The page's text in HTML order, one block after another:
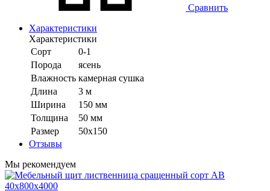
Сравнить
Характеристики
Характеристики
Сорт
0-1
Порода
ясень
Влажность камерная сушка
Длина
3 м
Ширина
150 мм
Толщина
50 мм
Размер
50х150
Отзывы
Мы рекомендуем